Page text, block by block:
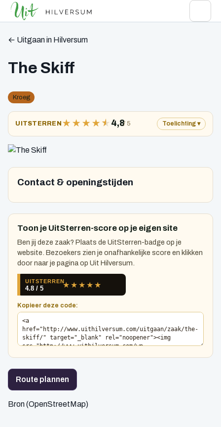
← Uitgaan in Hilversum
The Skiff
Kroeg
UITSTERREN ★ ★ ★ ★ ★ 4,8/ 5 Toelichting
Contact & openingstijden
Toon je UitSterren-score op je eigen site
Ben jij deze zaak? Plaats de UitSterren-badge op je
website. Bezoekers zien je onafhankelijke score en klikken
door naar je pagina op Uit Hilversum.
Kopieer deze code:
Route plannen
Bron (OpenStreetMap)